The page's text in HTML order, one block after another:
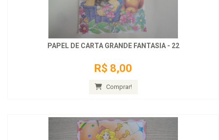
PAPEL DE CARTA GRANDE FANTASIA - 22
R$ 8,00
Comprar!